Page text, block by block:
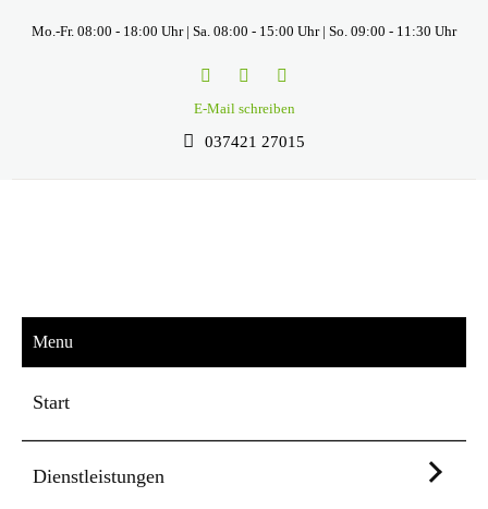
Mo.-Fr. 08:00 - 18:00 Uhr | Sa. 08:00 - 15:00 Uhr | So. 09:00 - 11:30 Uhr
E-Mail schreiben
037421 27015
Menu
Start
Dienstleistungen